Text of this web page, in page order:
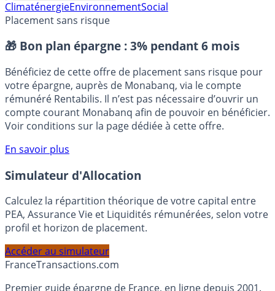
ClimaténergieEnvironnement
Placement sans risque
🎁 Bon plan épargne : 3% pendant 6 mois
Bénéficiez de cette offre de placement sans risque pour
votre épargne, auprès de Monabanq, via le compte
rémunéré Rentabilis. Il n’est pas nécessaire d’ouvrir un
compte courant Monabanq afin de pouvoir en bénéficier.
Voir conditions sur la page dédiée à cette offre.
En savoir plus
Simulateur d'Allocation
Calculez la répartition théorique de votre capital entre
PEA, Assurance Vie et Liquidités rémunérées, selon votre
profil et horizon de placement.
Accéder au simulateur
FranceTransactions.com